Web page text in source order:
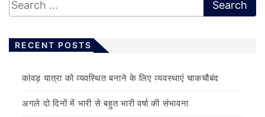
RECENT POSTS
कांवड़ यात्रा को व्यवस्थित बनाने के लिए व्यवस्थाएं चाकचौबंद
अगले दो दिनों में भारी से बहुत भारी वर्षा की संभावना